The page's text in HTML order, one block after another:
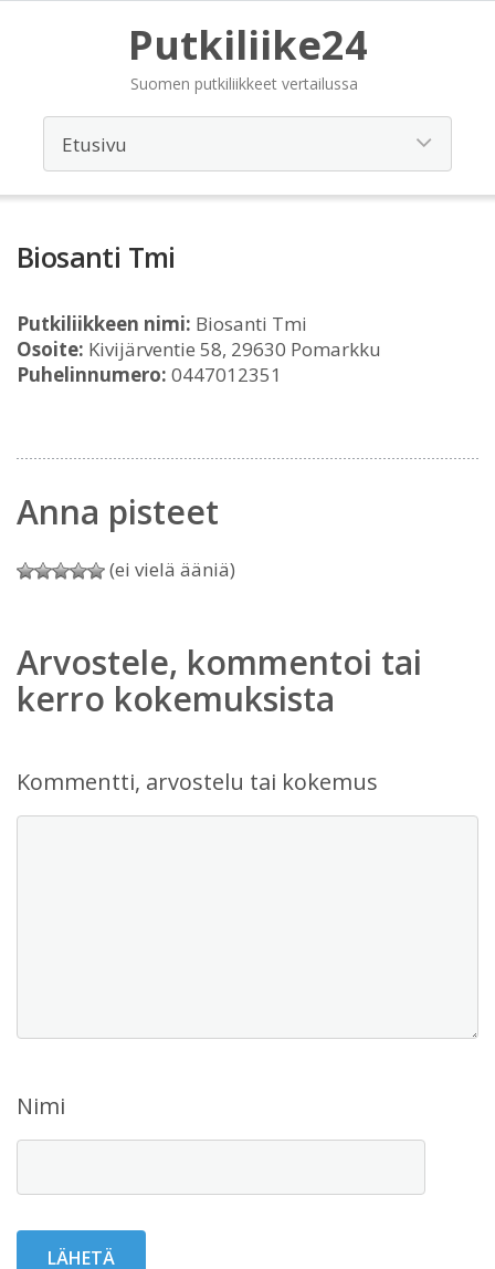
Putkiliike24
Suomen putkiliikkeet vertailussa
Biosanti Tmi
Putkiliikkeen nimi: Biosanti Tmi
Osoite: Kivijärventie 58, 29630 Pomarkku
Puhelinnumero: 0447012351
Anna pisteet
(ei vielä ääniä)
Arvostele, kommentoi tai
kerro kokemuksista
Kommentti, arvostelu tai kokemus
Nimi